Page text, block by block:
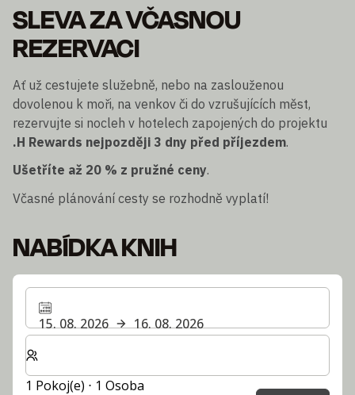
SLEVA ZA VČASNOU
REZERVACI
Ať už cestujete služebně, nebo na zaslouženou
dovolenou k moři, na venkov či do vzrušujících měst,
rezervujte si nocleh v hotelech zapojených do projektu
.H Rewards nejpozději 3 dny před příjezdem.
Ušetříte až 20 % z pružné ceny.
Včasné plánování cesty se rozhodně vyplatí!
NABÍDKA KNIH
15. 08. 2026
16. 08. 2026
Zvolte počet pokojů a hostů pro svůj pobyt
1 Pokoj(e) ⋅ 1 Osoba